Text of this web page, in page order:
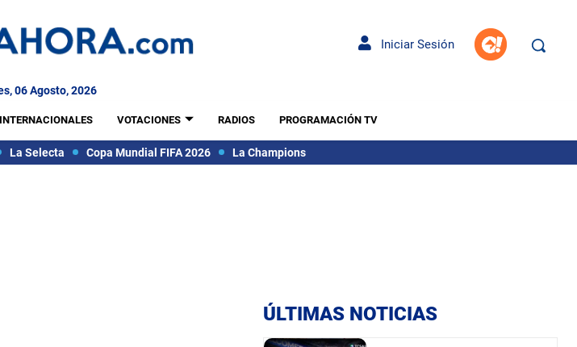
Iniciar Sesión
06 Agosto, 2026
INTERNACIONALES VOTACIONES RADIOS PROGRAMACIÓN TV
La Selecta Copa Mundial FIFA 2026 La Champions
ÚLTIMAS NOTICIAS